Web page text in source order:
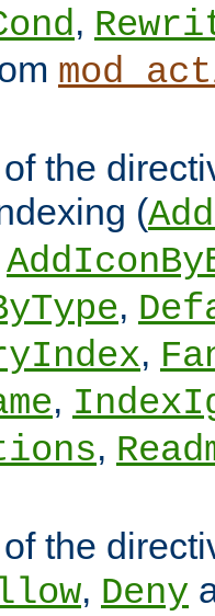
,
the
(
,
,
,
,
the
, Deny